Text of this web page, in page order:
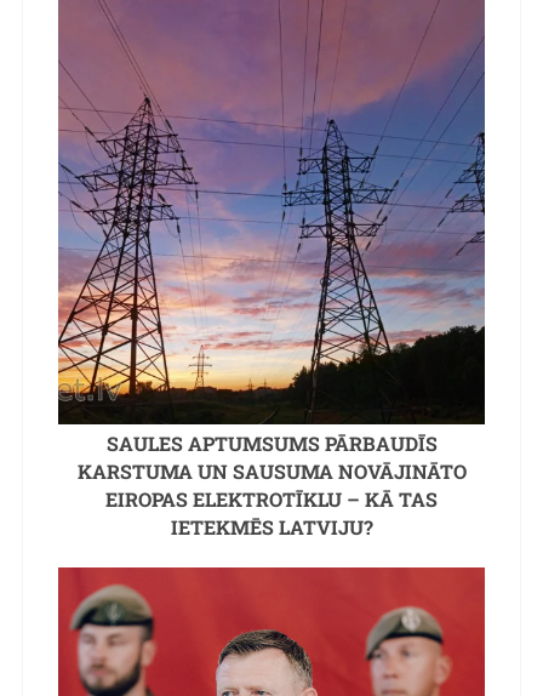
SAULES APTUMSUMS PĀRBAUDĪS
KARSTUMA UN SAUSUMA NOVĀJINĀTO
EIROPAS ELEKTROTĪKLU – KĀ TAS
IETEKMĒS LATVIJU?